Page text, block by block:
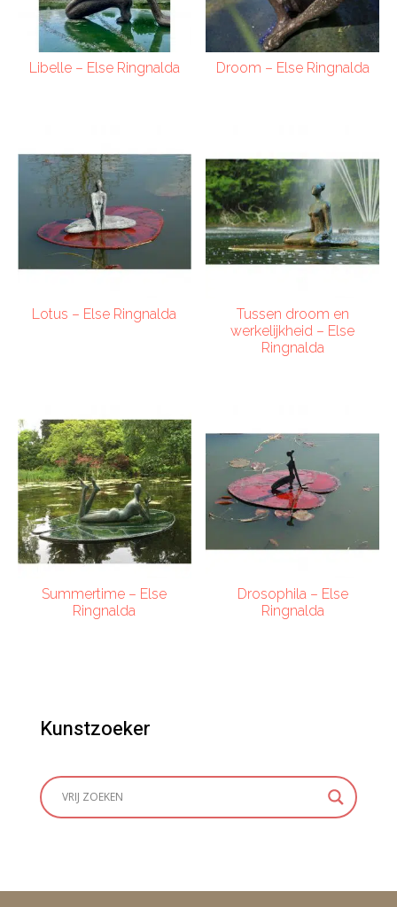
Libelle – Else Ringnalda Droom – Else Ringnalda
Lotus – Else Ringnalda
Tussen droom en
werkelijkheid – Else
Ringnalda
Summertime – Else
Ringnalda
Drosophila – Else
Ringnalda
Kunstzoeker